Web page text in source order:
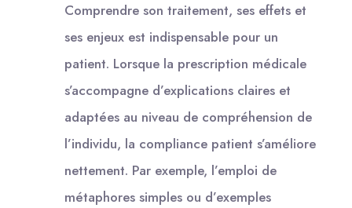
Comprendre son traitement, ses effets et
ses enjeux est indispensable pour un
patient. Lorsque la prescription médicale
s’accompagne d’explications claires et
adaptées au niveau de compréhension de
l’individu, la compliance patient s’améliore
nettement. Par exemple, l’emploi de
métaphores simples ou d’exemples